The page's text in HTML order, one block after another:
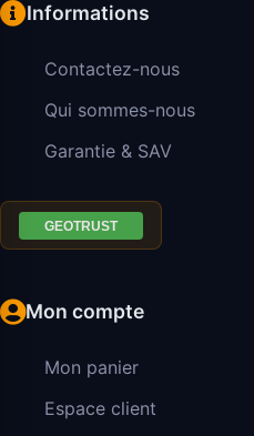
Informations
Contactez-nous
Qui sommes-nous
Garantie & SAV
Mon compte
Mon panier
Espace client